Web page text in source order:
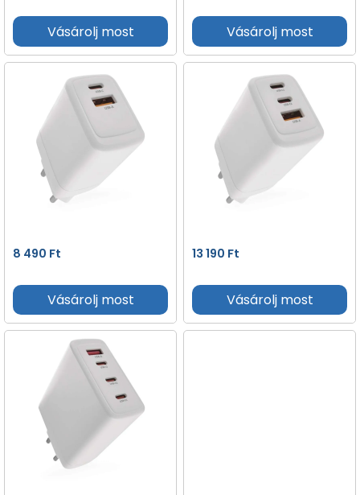
Vásárolj most Vásárolj most
8 490 Ft
Vásárolj most
13 190 Ft
Vásárolj most